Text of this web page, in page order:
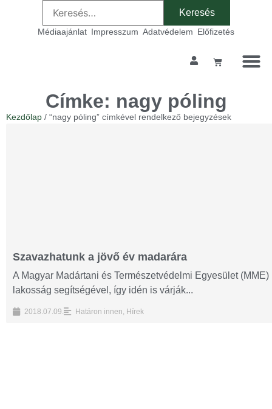
Médiaajánlat Impresszum Adatvédelem Előfizetés
Címke: nagy póling
Kezdőlap / “nagy póling” címkével rendelkező bejegyzések
Szavazhatunk a jövő év madarára
A Magyar Madártani és Természetvédelmi Egyesület
lakosság segítségével, így idén is várják...
2018.07.09. Határon innen, Hírek